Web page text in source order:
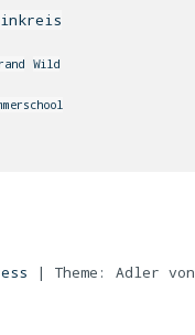
Wild
| Theme: Adler von